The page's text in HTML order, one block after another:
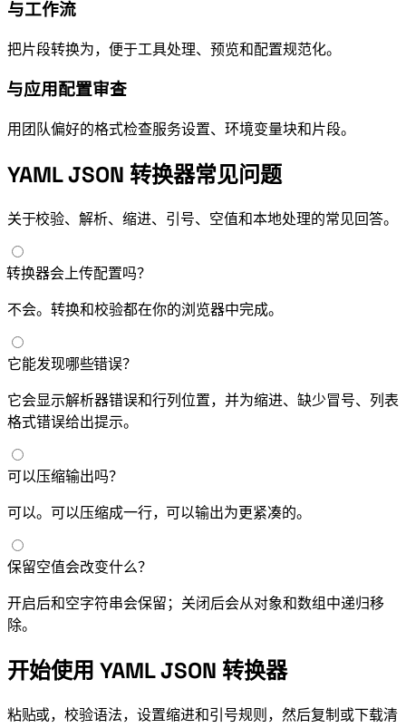
GitHub Actions 与 CI/CD 工作流
把 workflow 片段转换为 JSON，便于工具处理、预览和配置规范化。
Docker Compose 与应用配置审查
用团队偏好的格式检查服务设置、环境变量块和 compose 片段。
YAML JSON 转换器常见问题
关于 YAML 校验、JSON 解析、缩进、引号、空值和本地处理的常见回答。
YAML JSON 转换器会上传配置吗？
不会。转换和校验都在你的浏览器中完成。
它能发现哪些 YAML 错误？
它会显示解析器错误和行列位置，并为缩进、缺少冒号、列表
格式错误给出提示。
可以压缩输出吗？
可以。JSON 可以压缩成一行，YAML 可以输出为更紧凑的 flow style。
保留空值会改变什么？
开启后 null 和空字符串会保留；关闭后会从对象和数组中递归移
除。
开始使用 YAML JSON 转换器
粘贴 YAML 或 JSON，校验语法，设置缩进和引号规则，然后复制或下载清